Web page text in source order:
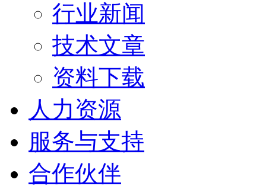
行业新闻
技术文章
资料下载
人力资源
服务与支持
合作伙伴